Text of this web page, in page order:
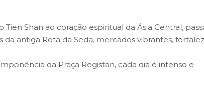
Shan ao coração espiritual da Ásia Central,
da antiga Rota da Seda, mercados vibrantes,
da Praça Registan, cada dia é intenso e